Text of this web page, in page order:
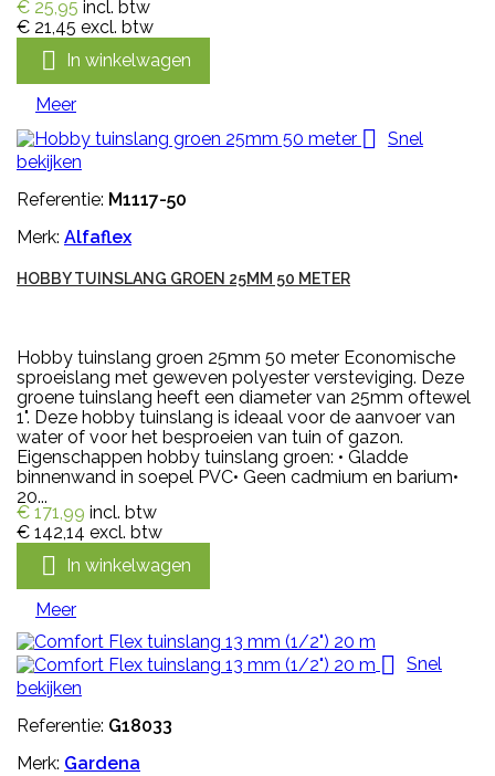
€ 25,95 incl. btw
€ 21,45 excl. btw
 In winkelwagen
Meer

Snel
bekijken
Referentie: M1117-50
Merk: Alfaflex
HOBBY TUINSLANG GROEN 25MM 50 METER
Hobby tuinslang groen 25mm 50 meter Economische
sproeislang met geweven polyester versteviging. Deze
groene tuinslang heeft een diameter van 25mm oftewel
1". Deze hobby tuinslang is ideaal voor de aanvoer van
water of voor het besproeien van tuin of gazon.
Eigenschappen hobby tuinslang groen: • Gladde
binnenwand in soepel PVC• Geen cadmium en barium•
20...
€ 171,99 incl. btw
€ 142,14 excl. btw
 In winkelwagen
Meer

Snel
bekijken
Referentie: G18033
Merk: Gardena